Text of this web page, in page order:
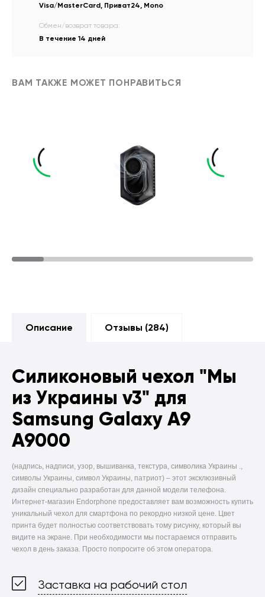
Visa/MasterCard, Приват24, Mono
Обмен/возврат товара:
В течение 14 дней
ВАМ ТАКЖЕ МОЖЕТ ПОНРАВИТЬСЯ
Описание Отзывы (284)
Силиконовый чехол "Мы
из Украины v3" для
Samsung Galaxy A9
A9000
(надпись, надписи, узор, вышиванка, текстура, символика Украины .,
символы Украины, символ Украины, патриот) – этот эксклюзивный
дизайн специально разработан для данной модели телефона.
Интернет-магазин Endorphone предоставляет вам возможность купить
уникальный чехол для смартфона по рекордно низкой цене. Цвет
принта будет полностью соответствовать тому рисунку, который вы
видите на экране. При необходимости мы постараемся отправить
чехол в день заказа. Просто попросите об этом оператора.
Заставка на рабочий стол